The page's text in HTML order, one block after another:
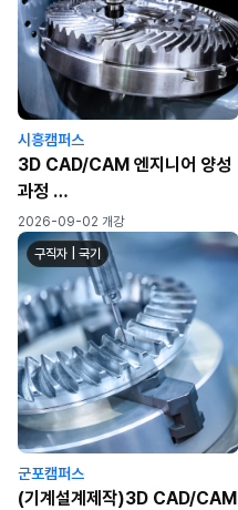
시흥캠퍼스
3D CAD/CAM 엔지니어 양성
과정
(오토캐드,3D 형상모델링,마스
터캠,머시닝센터,CNC선반)
★기능사/산업기사 대비 가능★
2026-09-02 개강
구직자 | 국기
군포캠퍼스
(기계설계제작)3D CAD/CAM